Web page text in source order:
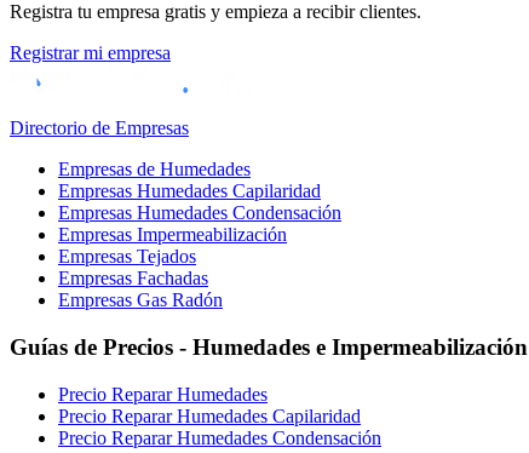
Registra tu empresa gratis y empieza a recibir clientes.
Registrar mi empresa
Directorio de Empresas
Empresas de Humedades
Empresas Humedades Capilaridad
Empresas Humedades Condensación
Empresas Impermeabilización
Empresas Tejados
Empresas Fachadas
Empresas Gas Radón
Guías de Precios - Humedades e Impermeabilización
Precio Reparar Humedades
Precio Reparar Humedades Capilaridad
Precio Reparar Humedades Condensación